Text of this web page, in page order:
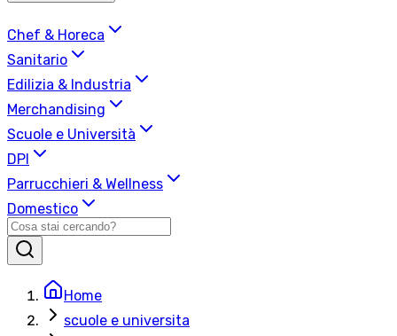
Chef & Horeca
Sanitario
Edilizia & Industria
Merchandising
Scuole e Università
DPI
Parrucchieri & Wellness
Domestico
Home
scuole e universita